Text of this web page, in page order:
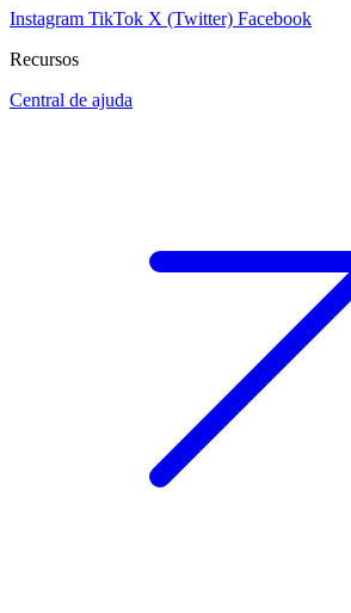
Instagram TikTok X (Twitter) Facebook
Recursos
Central de ajuda